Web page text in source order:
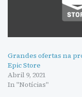
Grandes ofertas na
Epic Store
Abril 9, 2021
In "Notícias"